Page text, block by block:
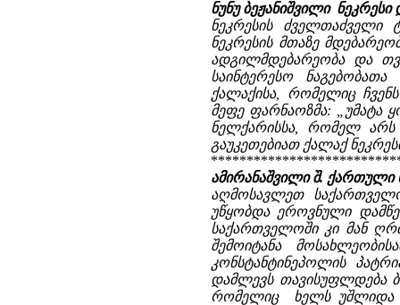
ნუნუ ბეჟანიშვილი
ნეკრესის
ნეკრესის მთაზე
ადგილმდებარეობა და
საინტერესო
ქალაქისა, რომელიც
მეფე ფარნაოზმა: „უმატა
ნელქარისსა, რომელ არს
გაუკეთებიათ ქალაქ
ამირანაშვილი შ. ქართული
აღმოსავლეთ
უწყობდა ეროვნული
საქართველოში კი მან
შემოიტანა
კონსტანტინეპოლის
დამლევს თავისუფლდება
რომელიც ხელს უშლიდა